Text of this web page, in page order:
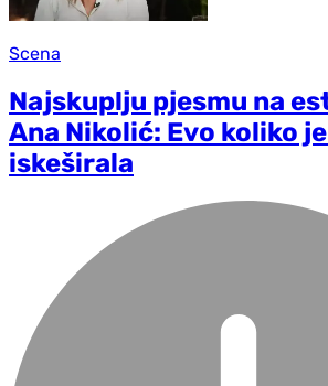
Scena
Najskuplju pjesmu na
Ana Nikolić: Evo koliko
iskeširala